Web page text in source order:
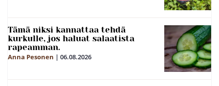
Tämä niksi kannattaa tehdä
kurkulle, jos haluat salaatista
rapeamman.
Anna Pesonen | 06.08.2026